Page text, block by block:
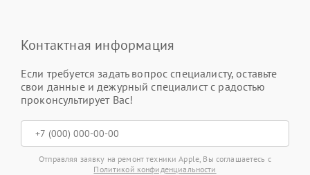
Контактная информация
Если требуется задать вопрос специалисту, оставьте
свои данные и дежурный специалист с радостью
проконсультирует Вас!
Отправляя заявку на ремонт техники Apple, Вы соглашаетесь с
Политикой конфиденциальности